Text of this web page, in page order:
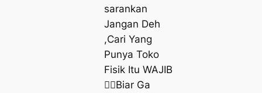
sarankan
Jangan Deh
,Cari Yang
Punya Toko
Fisik Itu WAJIB
👆🏾Biar Ga